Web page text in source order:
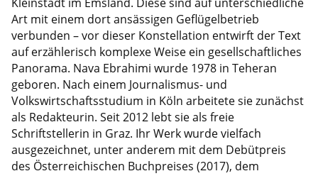
Art mit einem dort ansässigen Geflügelbetrieb
verbunden – vor dieser Konstellation entwirft der Text
auf erzählerisch komplexe Weise ein gesellschaftliches
Panorama. Nava Ebrahimi wurde 1978 in Teheran
geboren. Nach einem Journalismus- und
Volkswirtschaftsstudium in Köln arbeitete sie zunächst
als Redakteurin. Seit 2012 lebt sie als freie
Schriftstellerin in Graz. Ihr Werk wurde vielfach
ausgezeichnet, unter anderem mit dem Debütpreis
des Österreichischen Buchpreises (2017), dem